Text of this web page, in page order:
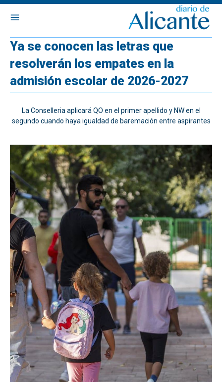
Ya se conocen las letras que
resolverán los empates en la
admisión escolar de 2026-2027
La Conselleria aplicará QO en el primer apellido y NW en el
segundo cuando haya igualdad de baremación entre aspirantes